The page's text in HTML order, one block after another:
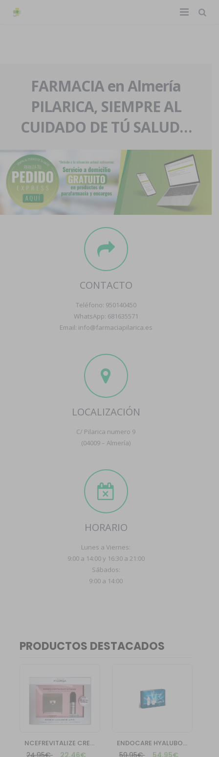
La farmacia
Nuestra historia
Nuestro equipo
Eventos
Servicios y reservas
Pedidos express
Blog
Contacto
Boletín
FARMACIA en Almería
PILARICA, SIEMPRE AL
CUIDADO DE TÚ SALUD…
CONTACTO
Teléfono: 950140450
WhatsApp: 681635571
Email: info@farmaciapilarica.es
LOCALIZACIÓN
C/ Pilarica numero 9
(04009 – Almería)
HORARIO
Lunes a Viernes:
9:00 a 14:00 y 16:30 a 21:00
Sábados:
9:00 a 14:00